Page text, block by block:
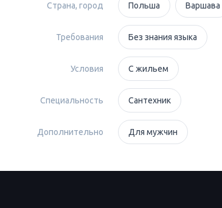
Страна, город Польша Варшава
Требования Без знания языка
Условия С жильем
Специальность Сантехник
Дополнительно Для мужчин